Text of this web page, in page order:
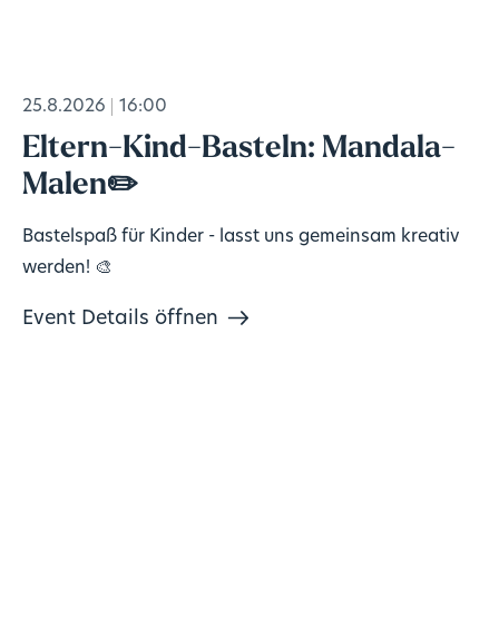
25.8.2026 16:00
Eltern-Kind-Basteln: Mandala-
Malen✏️
Bastelspaß für Kinder - lasst uns gemeinsam kreativ
werden! 🎨
Event Details öffnen